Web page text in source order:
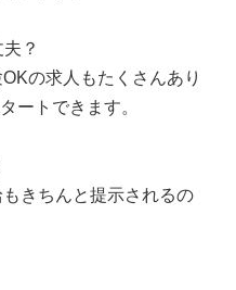
？
の求人もたくさんあり
ートできます。
きちんと提示されるの